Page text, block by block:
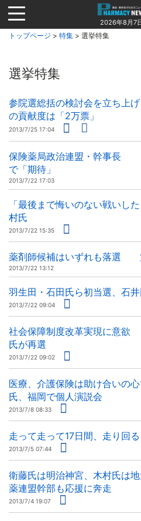
Jump
to
navigation
2026年8月7
トップページ > 特集 > 選挙特集
選挙特集
参院選総括の検討会を立ち
の貢献度は「2万票」
2013/7/25 17:04
保険薬局政治連盟・幹事長
で「期待」
2013/7/22 17:03
「最後まで悔いのない戦い
村氏
2013/7/22 15:35
薬剤師候補はいずれも落選
2013/7/22 13:12
羽生田・石田氏ら初当選、石
2013/7/22 09:04
社会保障制度改革実現に意欲
氏が再選
2013/7/22 09:02
医療、介護保険は助け合い
氏、福岡で個人演説会
2013/7/8 08:33
走って走って17日間、走り
2013/7/5 07:44
衛藤氏は明治神宮、木村氏
薬連盟幹部も応援に奔走
2013/7/4 19:07